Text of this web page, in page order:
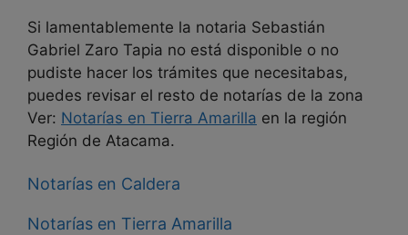
Si lamentablemente la notaria Sebastián
Gabriel Zaro Tapia no está disponible o no
pudiste hacer los trámites que necesitabas,
puedes revisar el resto de notarías de la zona
Ver: Notarías en Tierra Amarilla en la región
Región de Atacama.
Notarías en Caldera
Notarías en Tierra Amarilla